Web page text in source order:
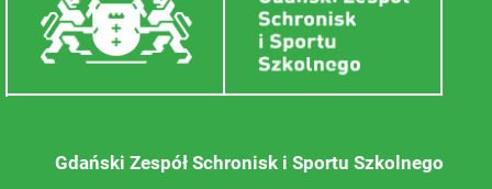
Gdański Zespół Schronisk i Sportu Szkolnego